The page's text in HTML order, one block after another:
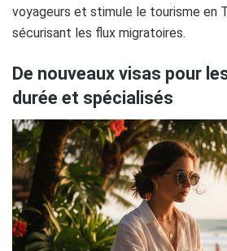
voyageurs et stimule le tourisme en
sécurisant les flux migratoires.
De nouveaux visas pour
durée et spécialisés